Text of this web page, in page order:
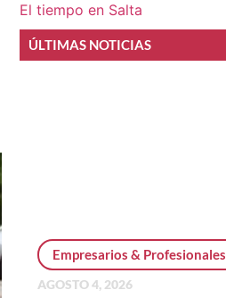
El tiempo en Salta
ÚLTIMAS NOTICIAS
Empresarios & Profesionales
AGOSTO 4, 2026